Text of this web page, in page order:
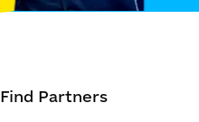
Find Partners